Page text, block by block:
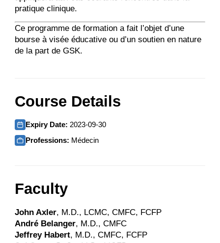
pratique clinique.
Ce programme de formation a fait l’objet d’une
bourse à visée éducative ou d’un soutien en nature
de la part de GSK.
Course Details
Expiry Date: 2023-09-30
Professions: Médecin
Faculty
John Axler, M.D., LCMC, CMFC, FCFP
André Belanger, M.D., CMFC
Jeffrey Habert, M.D., CMFC, FCFP